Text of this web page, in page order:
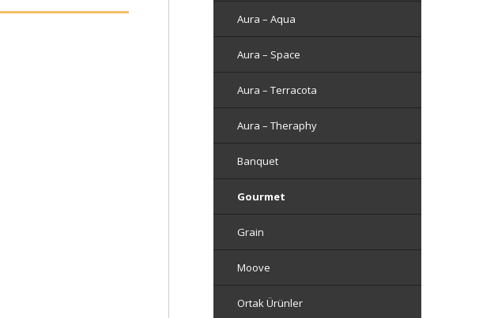
Aura – Aqua
Aura – Space
Aura – Terracota
Aura – Theraphy
Banquet
Gourmet
Grain
Moove
Ortak Ürünler